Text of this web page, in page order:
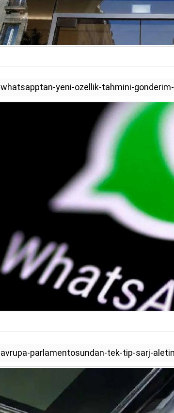
whatsapptan-yeni-ozellik-tahmini-
avrupa-parlamentosundan-tek-tip-sarj-